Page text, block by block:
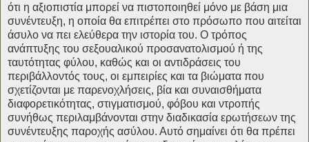
ότι η αξιοπιστία μπορεί να πιστοποιηθεί μόνο με βάση μια
συνέντευξη, η οποία θα επιτρέπει στο πρόσωπο που αιτείται
άσυλο να πει ελεύθερα την ιστορία του. Ο τρόπος
ανάπτυξης του σεξουαλικού προσανατολισμού ή της
ταυτότητας φύλου, καθώς και οι αντιδράσεις του
περιβάλλοντός τους, οι εμπειρίες και τα βιώματα που
σχετίζονται με παρενοχλήσεις, βία και συναισθήματα
διαφορετικότητας, στιγματισμού, φόβου και ντροπής
συνήθως περιλαμβάνονται στην διαδικασία ερωτήσεων της
συνέντευξης παροχής ασύλου. Αυτό σημαίνει ότι θα πρέπει